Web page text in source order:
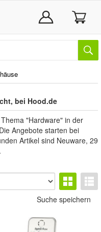
bei Hood.de
"Hardware" in der
Angebote starten bei
Artikel sind Neuware, 29
Suche speichern